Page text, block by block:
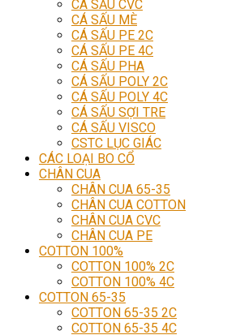
CÁ SẤU CVC
CÁ SẤU MÈ
CÁ SẤU PE 2C
CÁ SẤU PE 4C
CÁ SẤU PHA
CÁ SẤU POLY 2C
CÁ SẤU POLY 4C
CÁ SẤU SỢI TRE
CÁ SẤU VISCO
CSTC LỤC GIÁC
CÁC LOẠI BO CỔ
CHÂN CUA
CHÂN CUA 65-35
CHÂN CUA COTTON
CHÂN CUA CVC
CHÂN CUA PE
COTTON 100%
COTTON 100% 2C
COTTON 100% 4C
COTTON 65-35
COTTON 65-35 2C
COTTON 65-35 4C